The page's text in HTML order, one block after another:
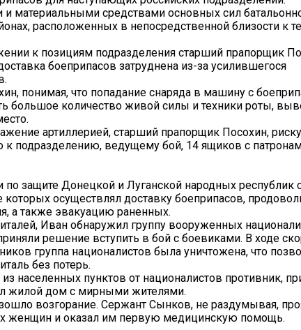
материальными средствами основных сил
расположенных в непосредственной близости к
к позициям подразделения старший прапорщик
боеприпасов затруднена из-за усилившегося
понимая, что попадание снаряда в машину с
большое количество живой силы и техники роты,
артиллерией, старший прапорщик Посохин,
к подразделению, ведущему бой, 14 ящиков с
защите Донецкой и Луганской народных республик
осуществлял доставку боеприпасов,
а также эвакуацию раненных.
Иван обнаружил группу вооруженных
решение вступить в бой с боевиками. В ходе
группа националистов была уничтожена, что
без потерь.
населенных пунктов от националистов противник,
жилой дом с мирными жителями.
возгорание. Сержант Сынков, не раздумывая,
женщин и оказал им первую медицинскую помощь.